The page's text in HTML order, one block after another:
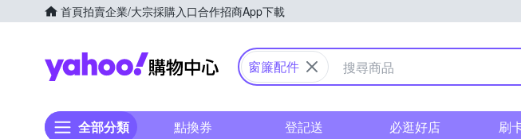
首頁拍賣企業/大宗採購入口合作招商App下載
Yahoo購物中心
窗簾配件
全部分類 點換券 登記送 必逛好店 刷